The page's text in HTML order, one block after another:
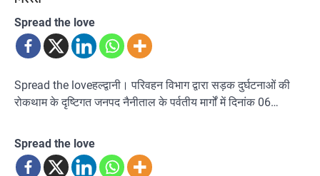
Spread the love
Spread the loveहल्द्वानी। परिवहन विभाग द्वारा सड़क दुर्घटनाओं की
रोकथाम के दृष्टिगत जनपद नैनीताल के पर्वतीय मार्गों में दिनांक 06…
Spread the love